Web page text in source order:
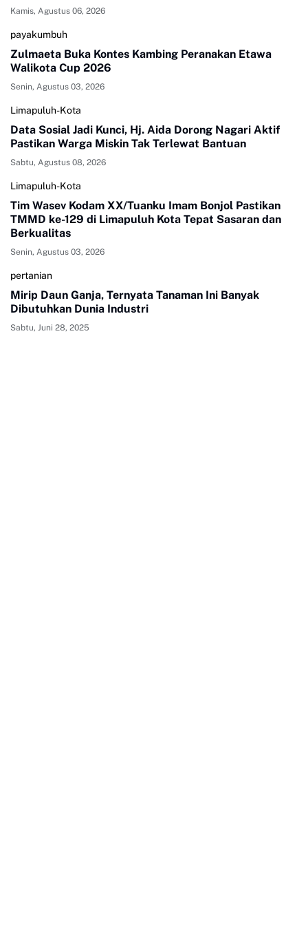
Kamis, Agustus 06, 2026
payakumbuh
Zulmaeta Buka Kontes Kambing Peranakan Etawa
Walikota Cup 2026
Senin, Agustus 03, 2026
Limapuluh-Kota
Data Sosial Jadi Kunci, Hj. Aida Dorong Nagari Aktif
Pastikan Warga Miskin Tak Terlewat Bantuan
Sabtu, Agustus 08, 2026
Limapuluh-Kota
Tim Wasev Kodam XX/Tuanku Imam Bonjol Pastikan
TMMD ke-129 di Limapuluh Kota Tepat Sasaran dan
Berkualitas
Senin, Agustus 03, 2026
pertanian
Mirip Daun Ganja, Ternyata Tanaman Ini Banyak
Dibutuhkan Dunia Industri
Sabtu, Juni 28, 2025